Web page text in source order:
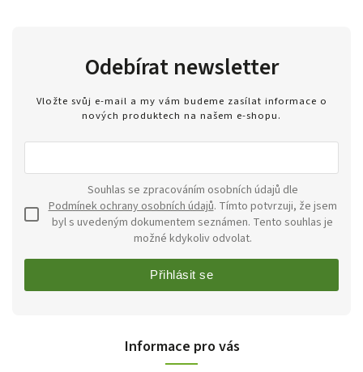
Odebírat newsletter
Vložte svůj e-mail a my vám budeme zasílat informace o
nových produktech na našem e-shopu.
Podmínek ochrany osobních údajů. Tímto potvrzuji, že jsem
byl s uvedeným dokumentem seznámen. Tento souhlas je
možné kdykoliv odvolat.
Přihlásit se
Informace pro vás